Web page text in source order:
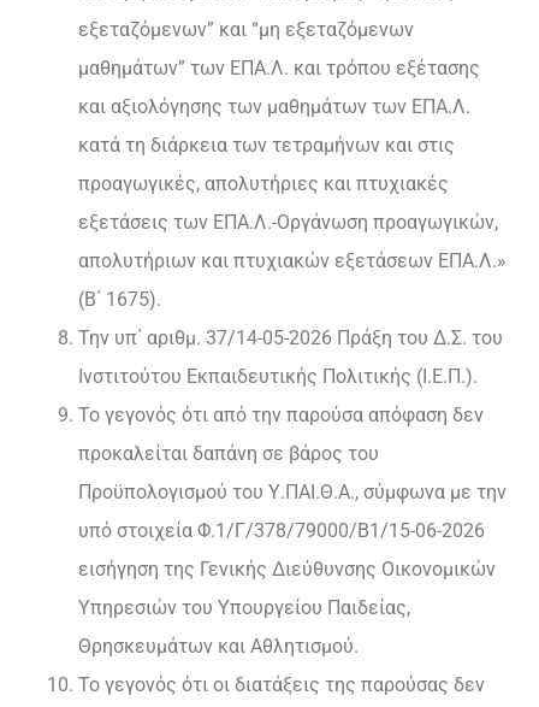
εξεταζόμενων” και “μη εξεταζόμενων
μαθημάτων” των ΕΠΑ.Λ. και τρόπου εξέτασης
και αξιολόγησης των μαθημάτων των ΕΠΑ.Λ.
κατά τη διάρκεια των τετραμήνων και στις
προαγωγικές, απολυτήριες και πτυχιακές
εξετάσεις των ΕΠΑ.Λ.-Οργάνωση προαγωγικών,
απολυτήριων και πτυχιακών εξετάσεων ΕΠΑ.Λ.»
(Β΄ 1675).
Την υπ΄ αριθμ. 37/14-05-2026 Πράξη του Δ.Σ. του
Ινστιτούτου Εκπαιδευτικής Πολιτικής (Ι.Ε.Π.).
Το γεγονός ότι από την παρούσα απόφαση δεν
προκαλείται δαπάνη σε βάρος του
Προϋπολογισμού του Υ.ΠΑΙ.Θ.Α., σύμφωνα με την
υπό στοιχεία Φ.1/Γ/378/79000/Β1/15-06-2026
εισήγηση της Γενικής Διεύθυνσης Οικονομικών
Υπηρεσιών του Υπουργείου Παιδείας,
Θρησκευμάτων και Αθλητισμού.
Το γεγονός ότι οι διατάξεις της παρούσας δεν